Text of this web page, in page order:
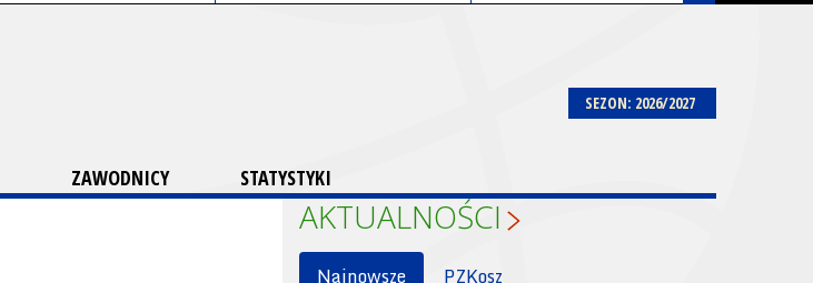
SEZON: 2026/2027
ZAWODNICY STATYSTYKI
AKTUALNOŚCI
Najnowsze PZKosz